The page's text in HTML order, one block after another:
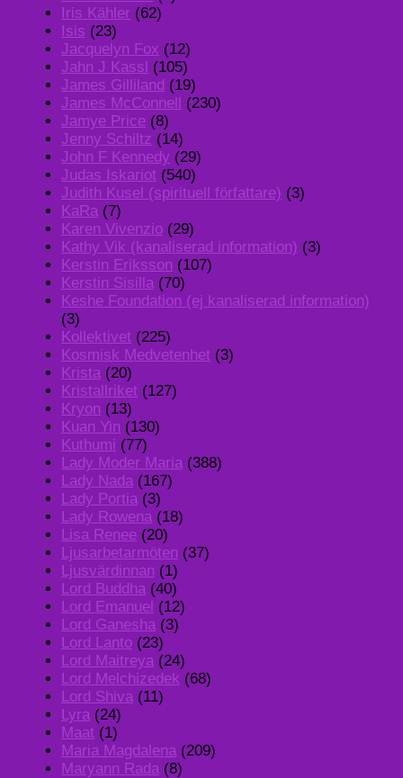
Iris Kähler (62)
Isis (23)
Jacquelyn Fox (12)
Jahn J Kassl (105)
James Gilliland (19)
James McConnell (230)
Jamye Price (8)
Jenny Schiltz (14)
John F Kennedy (29)
Judas Iskariot (540)
Judith Kusel (spirituell författare) (3)
KaRa (7)
Karen Vivenzio (29)
Kathy Vik (kanaliserad information) (3)
Kerstin Eriksson (107)
Kerstin Sisilla (70)
Keshe Foundation (ej kanaliserad information)
(3)
Kollektivet (225)
Kosmisk Medvetenhet (3)
Krista (20)
Kristallriket (127)
Kryon (13)
Kuan Yin (130)
Kuthumi (77)
Lady Moder Maria (388)
Lady Nada (167)
Lady Portia (3)
Lady Rowena (18)
Lisa Renee (20)
Ljusarbetarmöten (37)
Ljusvärdinnan (1)
Lord Buddha (40)
Lord Emanuel (12)
Lord Ganesha (3)
Lord Lanto (23)
Lord Maitreya (24)
Lord Melchizedek (68)
Lord Shiva (11)
Lyra (24)
Maat (1)
Maria Magdalena (209)
Maryann Rada (8)